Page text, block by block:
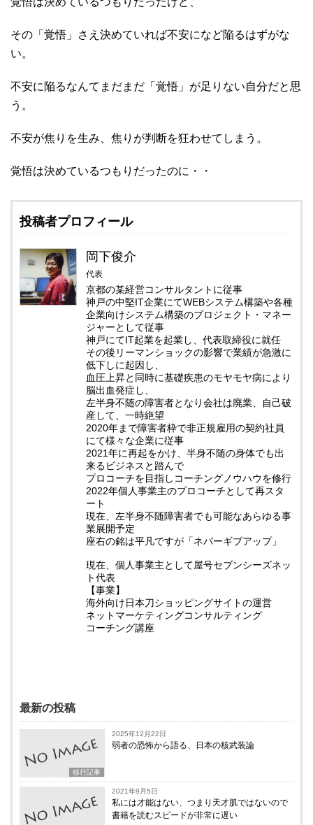
その「覚悟」さえ決めていれば不安になど陥るはずがな
い。
不安に陥るなんてまだまだ「覚悟」が足りない自分だと思
う。
不安が焦りを生み、焦りが判断を狂わせてしまう。
覚悟は決めているつもりだったのに・・
投稿者プロフィール
岡下俊介
代表
京都の某経営コンサルタントに従事
神戸の中堅IT企業にてWEBシステム構築や各種
企業向けシステム構築のプロジェクト・マネー
ジャーとして従事
神戸にてIT起業を起業し、代表取締役に就任
その後リーマンショックの影響で業績が急激に
低下しに起因し、
血圧上昇と同時に基礎疾患のモヤモヤ病により
脳出血発症し、
左半身不随の障害者となり会社は廃業、自己破
産して、一時絶望
2020年まで障害者枠で非正規雇用の契約社員
にて様々な企業に従事
2021年に再起をかけ、半身不随の身体でも出
来るビジネスと踏んで
プロコーチを目指しコーチングノウハウを修行
2022年個人事業主のプロコーチとして再スタ
ート
現在、左半身不随障害者でも可能なあらゆる事
業展開予定
座右の銘は平凡ですが「ネバーギブアップ」
現在、個人事業主として屋号セブンシーズネッ
ト代表
【事業】
海外向け日本刀ショッピングサイトの運営
ネットマーケティングコンサルティング
コーチング講座
最新の投稿
移行記事
2025年12月22日
弱者の恐怖から語る、日本の核武装論
2021年9月5日
私には才能はない、つまり天才肌ではないので
書籍を読むスピードが非常に遅い